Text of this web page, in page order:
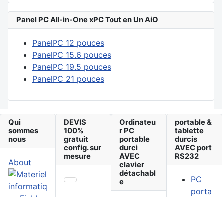
Panel PC All-in-One xPC Tout en Un AiO
PanelPC 12 pouces
PanelPC 15.6 pouces
PanelPC 19.5 pouces
PanelPC 21 pouces
Qui
sommes
nous
About
DEVIS
100%
gratuit
config. sur
mesure
Ordinateu
r PC
portable
durci
AVEC
clavier
détachabl
e
portable &
tablette
durcis
AVEC port
RS232
PC
porta